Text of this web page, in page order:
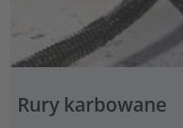
Rury karbowane